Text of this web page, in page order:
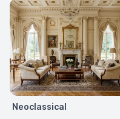
Neoclassical